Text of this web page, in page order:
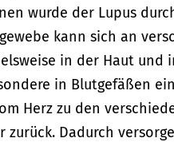
wurde der Lupus
kann sich an
in der Haut und
in Blutgefäßen
Herz zu den
zurück. Dadurch